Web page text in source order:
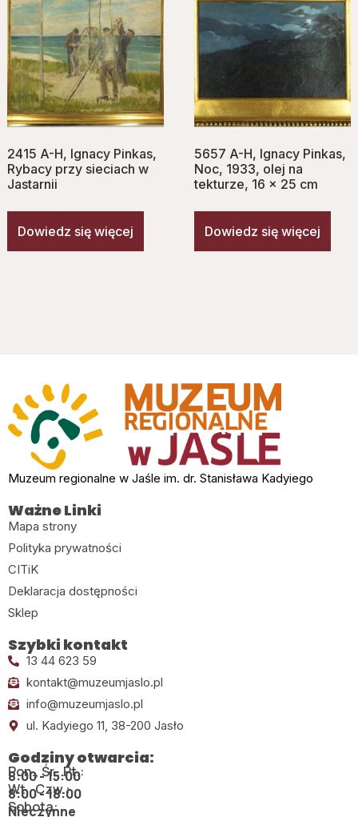
2415 A-H, Ignacy Pinkas,
Rybacy przy sieciach w
Jastarnii
Dowiedz się więcej
5657 A-H, Ignacy Pinkas,
Noc, 1933, olej na
tekturze, 16 x 25 cm
Dowiedz się więcej
Muzeum regionalne w Jaśle im. dr. Stanisława Kadyiego
Ważne Linki
Mapa strony
Polityka prywatności
CITiK
Deklaracja dostępności
Sklep
Szybki kontakt
13 44 623 59
kontakt@muzeumjaslo.pl
info@muzeumjaslo.pl
ul. Kadyiego 11, 38-200 Jasło
Godziny otwarcia:
Pon., Śr., Pt.:
8:00 - 15:00
Wt., Czw.:
8:00 - 18:00
Sobota:
Nieczynne